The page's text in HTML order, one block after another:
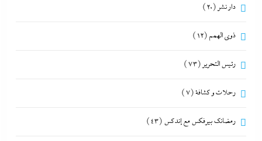
دار نشر(20)
ذوى الهمم (12)
رئيس التحرير(73)
رحلات و كشافة(7)
رمضانك بيرفكس مع إندكس (43)